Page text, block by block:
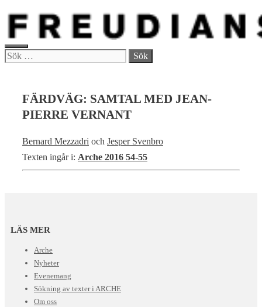
Hoppa
innehåll
MENY
Sök
FÄRDVÄG: SAMTAL MED JEAN-
PIERRE VERNANT
Bernard Mezzadri och Jesper Svenbro
Texten ingår i: Arche 2016 54-55
LÄS MER
Arche
Nyheter
Evenemang
Sökning av texter i ARCHE
Om oss